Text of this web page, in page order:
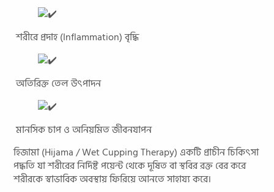
শরীরে প্রদাহ (Inflammation) বৃদ্ধি
অতিরিক্ত তেল উৎপাদন
মানসিক চাপ ও অনিয়মিত জীবনযাপন
হিজামা (Hijama / Wet Cupping Therapy) একটি প্রাচীন চিকিৎসা
পদ্ধতি যা শরীরের নির্দিষ্ট পয়েন্ট থেকে দূষিত বা স্থবির রক্ত বের করে
শরীরকে স্বাভাবিক অবস্থায় ফিরিয়ে আনতে সাহায্য করে।